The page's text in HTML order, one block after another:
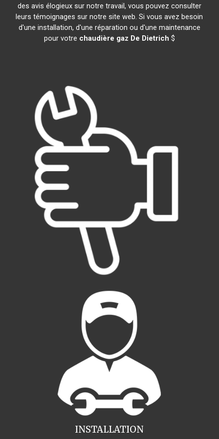
des avis élogieux sur notre travail, vous pouvez consulter
leurs témoignages sur notre site web. Si vous avez besoin
d'une installation, d'une réparation ou d'une maintenance
pour votre chaudière gaz De Dietrich $
INSTALLATION